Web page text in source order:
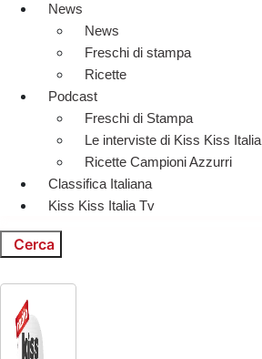
News
News
Freschi di stampa
Ricette
Podcast
Freschi di Stampa
Le interviste di Kiss Kiss Italia
Ricette Campioni Azzurri
Classifica Italiana
Kiss Kiss Italia Tv
Cerca